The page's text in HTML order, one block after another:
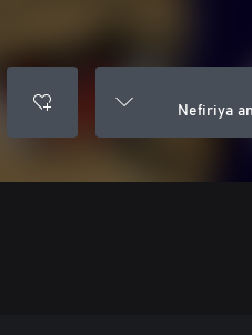
Nefiriya